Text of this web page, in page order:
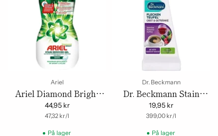
Ariel
Ariel Diamond Bright
Pletfjerner Gel til Hvidt
Tøj (950 ml)
44,95 kr
Enhedspris
47,32 kr/
om l
På lager
Dr. Beckmann
Dr. Beckmann Stain
Devils Frugt & Drikke 50
ml
19,95 kr
Enhedspris
399,00 kr/
om l
På lager